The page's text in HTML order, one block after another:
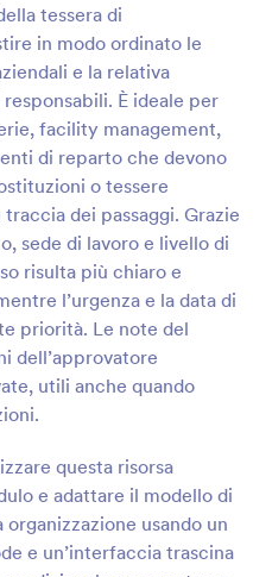
tessera di
in modo ordinato le
e la relativa
È ideale per
facility management,
di reparto che devono
o tessere
dei passaggi. Grazie
sede di lavoro e livello di
risulta più chiaro e
l’urgenza e la data di
priorità. Le note del
dell’approvatore
utili anche quando
questa risorsa
e adattare il modello di
usando un
e un’interfaccia trascina